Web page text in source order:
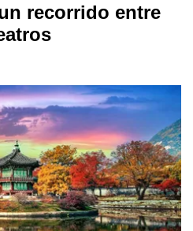
recorrido entre